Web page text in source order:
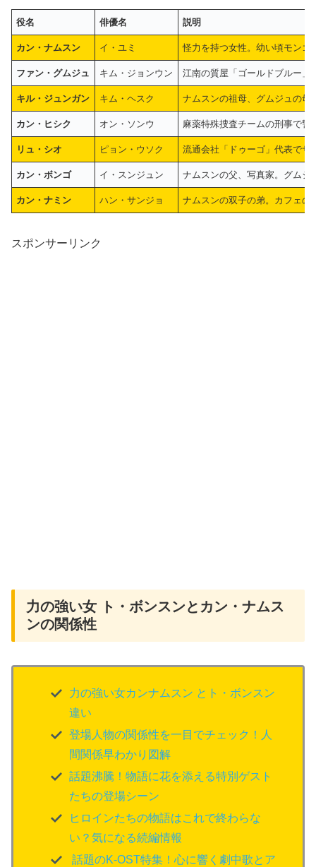
役名 俳優名 説明
カン・ナムスン イ・ユミ 怪力を持つ女性。幼い頃モンゴ
ファン・グムジュ キム・ジョンウン 江南の質屋「ゴールドブルー」
キル・ジュンガン キム・ヘスク ナムスンの祖母、グムジュの母
カン・ヒシク オン・ソンウ 麻薬特殊捜査チームの刑事で
リュ・シオ ピョン・ウソク 流通会社「ドゥーゴ」代表でサ
カン・ボンゴ イ・スンジュン ナムスンの父、写真家。グムジ
カン・ナミン ハン・サンジョ ナムスンの双子の弟。カフェの
スポンサーリンク
力の強い女 ト・ボンスンとカン・ナムス
ンの関係性
力の強い女カンナムスン とト・ボンスン
違い
登場人物の関係性を一目でチェック！人
間関係早わかり図解
話題沸騰！物語に花を添える特別ゲスト
たちの登場シーン
ヒロインたちの物語はこれで終わらな
い？気になる続編情報
話題のK-OST特集！心に響く劇中歌とア